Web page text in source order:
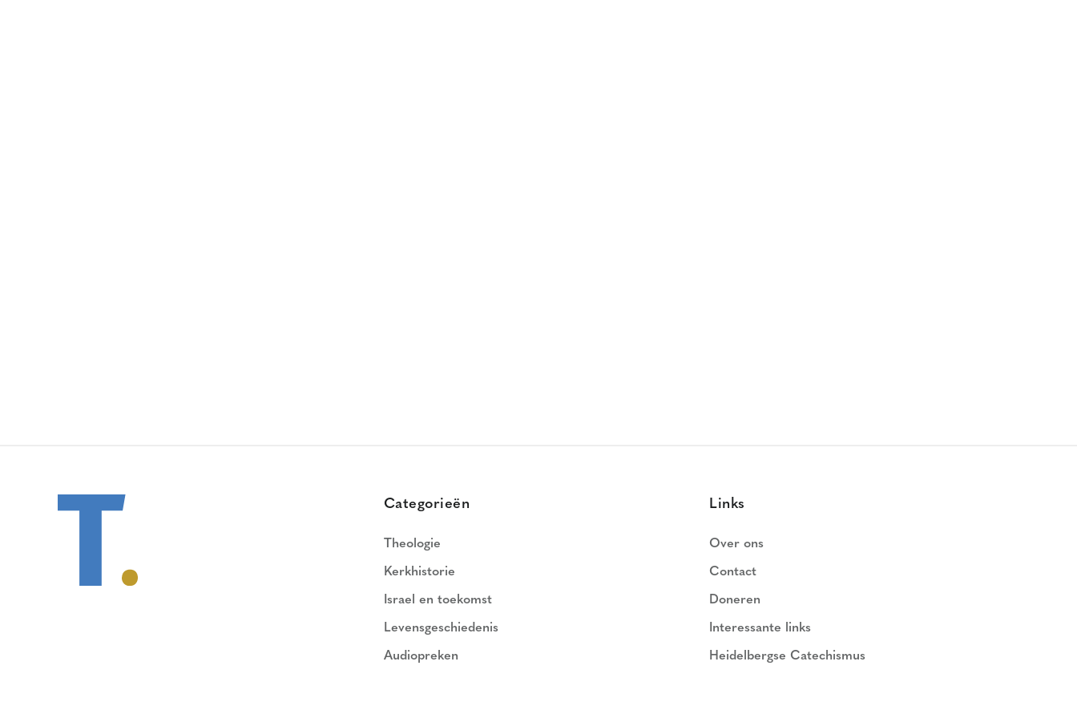
Categorieën
Theologie
Kerkhistorie
Israel en toekomst
Levensgeschiedenis
Audiopreken
Links
Over ons
Contact
Doneren
Interessante links
Heidelbergse Catechismus